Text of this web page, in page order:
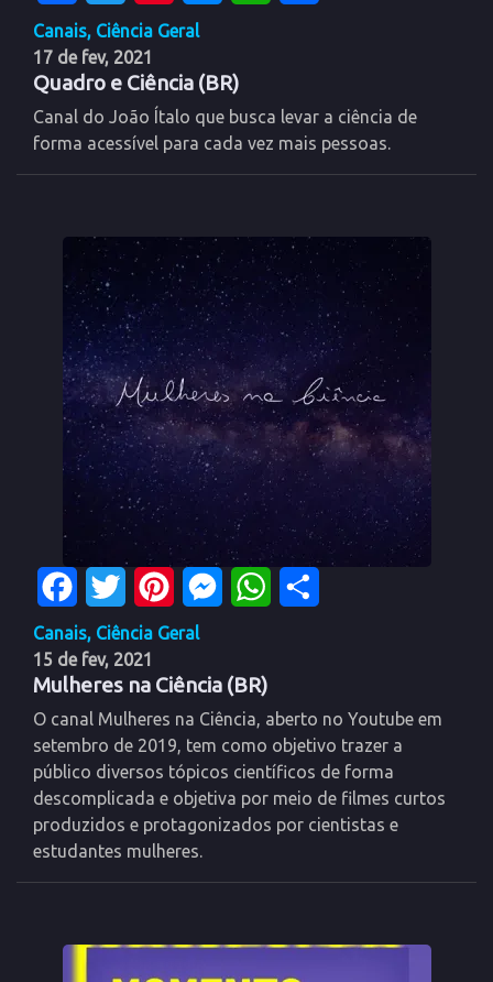
Canais, Ciência Geral
17 de fev, 2021
Quadro e Ciência (BR)
Canal do João Ítalo que busca levar a ciência de
forma acessível para cada vez mais pessoas.
FacebookTwitter PinterestMessengerWhatsApp
Canais, Ciência Geral
15 de fev, 2021
Mulheres na Ciência (BR)
O canal Mulheres na Ciência, aberto no Youtube em
setembro de 2019, tem como objetivo trazer a
público diversos tópicos científicos de forma
descomplicada e objetiva por meio de filmes curtos
produzidos e protagonizados por cientistas e
estudantes mulheres.